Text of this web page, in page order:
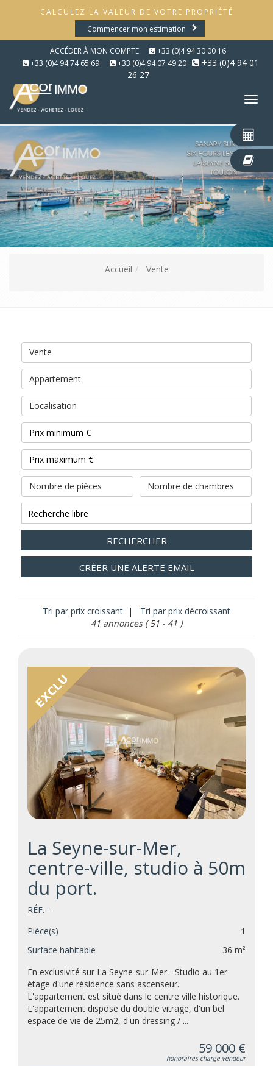
CALCULEZ LA VALEUR DE VOTRE PROPRIÉTÉ
Commencer mon estimation
ACCÉDER À MON COMPTE
+33 (0)4 94 30 00 16
+33 (0)4 94 74 65 69
+33 (0)4 94 07 49 20
+33 (0)4 94 01
26 27
Accueil Vente
Vente
Appartement
Localisation
Nombre de pièces Nombre de chambres
RECHERCHER
CRÉER UNE ALERTE EMAIL
Tri par prix croissant |
Tri par prix décroissant
41 annonces ( 51 - 41 )
La Seyne-sur-Mer,
centre-ville, studio à 50m
du port.
RÉF. -
Pièce(s)
1
Surface habitable
36 m²
En exclusivité sur La Seyne-sur-Mer - Studio au 1er
étage d'une résidence sans ascenseur.
L'appartement est situé dans le centre ville historique.
L'appartement dispose du double vitrage, d'un bel
espace de vie de 25m2, d'un dressing / ...
59 000 €
honoraires charge vendeur